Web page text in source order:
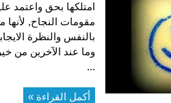
امتلكها بحق واعتمد
مقومات النجاح, لأنها
بالنفس والنظرة
وما عند الآخرين من
...
أكمل القراءة »